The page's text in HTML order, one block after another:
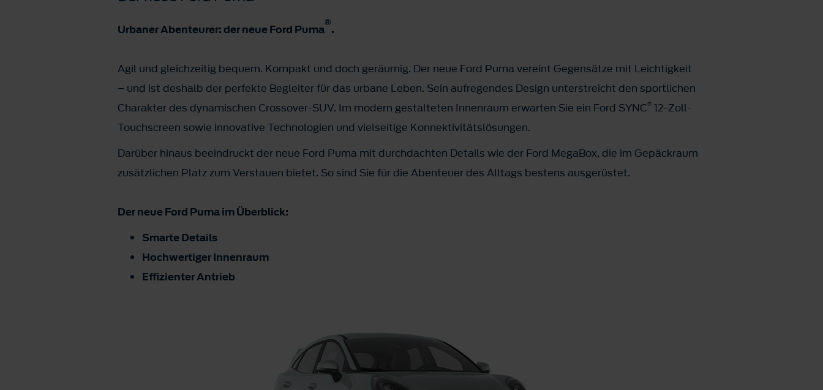
Urbaner Abenteurer: der neue Ford Puma®.
Agil und gleichzeitig bequem. Kompakt und doch geräumig. Der neue Ford Puma vereint Gegensätze mit Leichtigkeit
– und ist deshalb der perfekte Begleiter für das urbane Leben. Sein aufregendes Design unterstreicht den sportlichen
Charakter des dynamischen Crossover-SUV. Im modern gestalteten Innenraum erwarten Sie ein Ford SYNC® 12-Zoll-
Touchscreen sowie innovative Technologien und vielseitige Konnektivitätslösungen.
Darüber hinaus beeindruckt der neue Ford Puma mit durchdachten Details wie der Ford MegaBox, die im Gepäckraum
zusätzlichen Platz zum Verstauen bietet. So sind Sie für die Abenteuer des Alltags bestens ausgerüstet.
Der neue Ford Puma im Überblick:
Smarte Details
Hochwertiger Innenraum
Effizienter Antrieb